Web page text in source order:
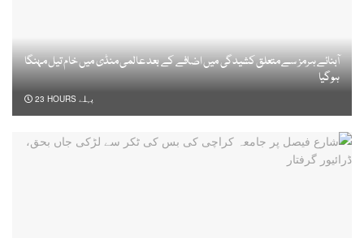
آبنائے ہرمز سے متعلق کشیدگی میں اضافے کے بعد عالمی منڈی میں خام تیل مہنگا
ہوگیا
23 HOURS پہلے